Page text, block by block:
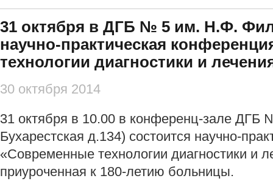
31 октября в ДГБ № 5 им. Н.Ф.
научно-практическая
технологии диагностики и
30 октября 2014
31 октября в 10.00 в конференц-зале
Бухарестcкая д.134) состоится научно-
«Современные технологии диагностики и
приуроченная к 180-летию больницы.